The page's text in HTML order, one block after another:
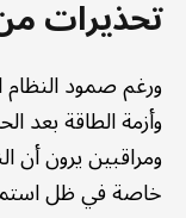
تحذيرات
ورغم صمود النظام
وأزمة الطاقة بعد
ومراقبين يرون أن
خاصة في ظل